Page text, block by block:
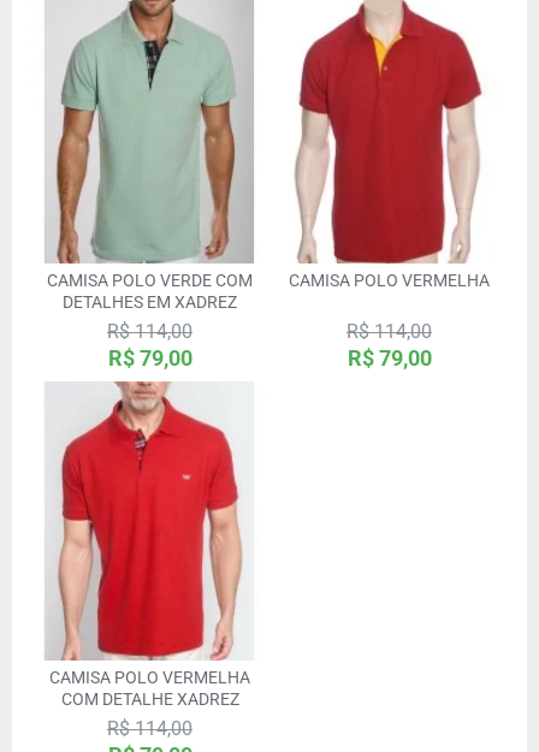
CAMISA POLO VERDE COM
DETALHES EM XADREZ
R$ 79,00
R$ 114,00
CAMISA POLO VERMELHA
R$ 79,00
R$ 114,00
CAMISA POLO VERMELHA
COM DETALHE XADREZ
R$ 114,00